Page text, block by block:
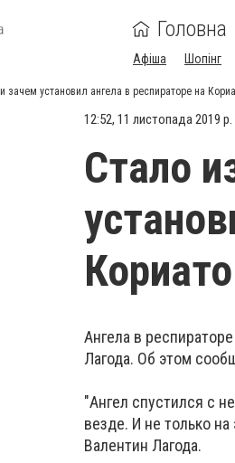
Головна
Афіша Шопінг
зачем установил ангела в респираторе на
12:52, 11 листопада 2019 р.
Стало
Ангела в
Лагода. Об этом
"Ангел спустился с
везде. И не только
Валентин Лагода.